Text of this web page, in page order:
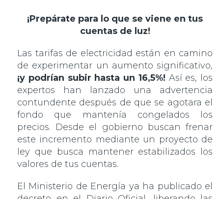
¡Prepárate para lo que se viene en tus
cuentas de luz!
Las tarifas de electricidad están en camino
de experimentar un aumento significativo,
¡y podrían subir hasta un 16,5%! Así es, los
expertos han lanzado una advertencia
contundente después de que se agotara el
fondo que mantenía congelados los
precios. Desde el gobierno buscan frenar
este incremento mediante un proyecto de
ley que busca mantener estabilizados los
valores de tus cuentas.
El Ministerio de Energía ya ha publicado el